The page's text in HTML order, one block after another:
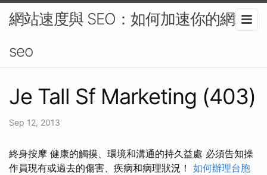
網站速度與 SEO：如何加速你的網站-
seo
Je Tall Sf Marketing (403)
Sep 12, 2013
終身按摩 健康的觸摸、環境和溝通的持久益處 必須告知操
作員現有或過去的傷害、疾病和病理狀況！ 如何辦理台胞